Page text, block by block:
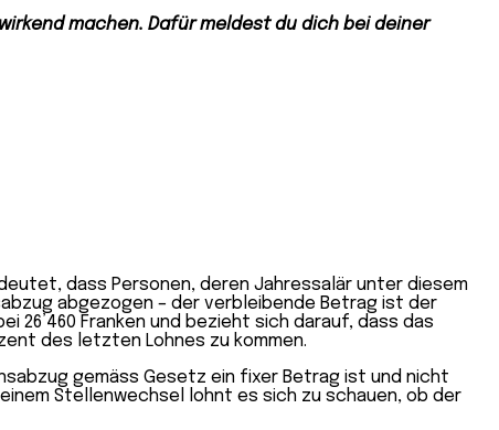
machen. Dafür meldest du dich bei deiner
dass Personen, deren Jahressalär unter diesem
abgezogen – der verbleibende Betrag ist der
26’460 Franken und bezieht sich darauf, dass das
des letzten Lohnes zu kommen.
gemäss Gesetz ein fixer Betrag ist und nicht
Stellenwechsel lohnt es sich zu schauen, ob der